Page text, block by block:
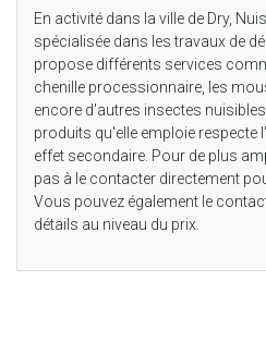
En activité dans la ville de Dry,
spécialisée dans les travaux de
propose différents services
chenille processionnaire, les
encore d'autres insectes
produits qu'elle emploie respecte
effet secondaire. Pour de plus
pas à le contacter directement
Vous pouvez également le
détails au niveau du prix.